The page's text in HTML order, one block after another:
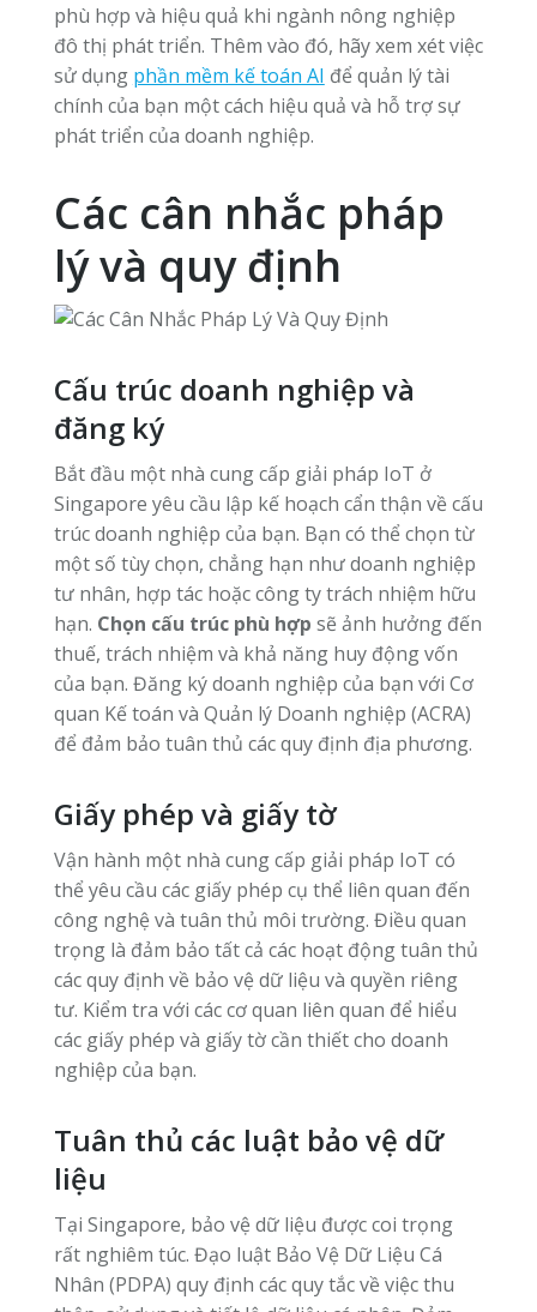
phù hợp và hiệu quả khi ngành nông nghiệp
đô thị phát triển. Thêm vào đó, hãy xem xét việc
sử dụng phần mềm kế toán AI để quản lý tài
chính của bạn một cách hiệu quả và hỗ trợ sự
phát triển của doanh nghiệp.
Các cân nhắc pháp
lý và quy định
Cấu trúc doanh nghiệp và
đăng ký
Bắt đầu một nhà cung cấp giải pháp IoT ở
Singapore yêu cầu lập kế hoạch cẩn thận về cấu
trúc doanh nghiệp của bạn. Bạn có thể chọn từ
một số tùy chọn, chẳng hạn như doanh nghiệp
tư nhân, hợp tác hoặc công ty trách nhiệm hữu
hạn. Chọn cấu trúc phù hợp sẽ ảnh hưởng đến
thuế, trách nhiệm và khả năng huy động vốn
của bạn. Đăng ký doanh nghiệp của bạn với Cơ
quan Kế toán và Quản lý Doanh nghiệp (ACRA)
để đảm bảo tuân thủ các quy định địa phương.
Giấy phép và giấy tờ
Vận hành một nhà cung cấp giải pháp IoT có
thể yêu cầu các giấy phép cụ thể liên quan đến
công nghệ và tuân thủ môi trường. Điều quan
trọng là đảm bảo tất cả các hoạt động tuân thủ
các quy định về bảo vệ dữ liệu và quyền riêng
tư. Kiểm tra với các cơ quan liên quan để hiểu
các giấy phép và giấy tờ cần thiết cho doanh
nghiệp của bạn.
Tuân thủ các luật bảo vệ dữ
liệu
Tại Singapore, bảo vệ dữ liệu được coi trọng
rất nghiêm túc. Đạo luật Bảo Vệ Dữ Liệu Cá
Nhân (PDPA) quy định các quy tắc về việc thu